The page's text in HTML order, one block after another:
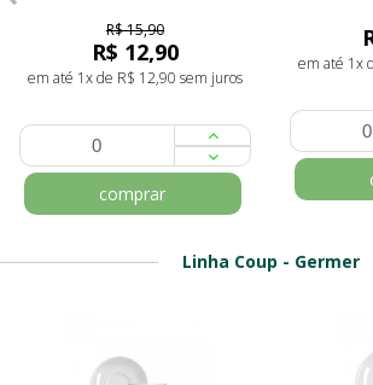
R$ 15,90
R$ 12,90
em até 1x de R$ 12,90 sem juros
comprar
em até 1x
Linha Coup - Germer